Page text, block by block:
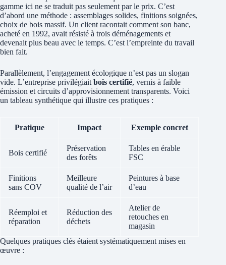
gamme ici ne se traduit pas seulement par le prix. C’est
d’abord une méthode : assemblages solides, finitions soignées,
choix de bois massif. Un client racontait comment son banc,
acheté en 1992, avait résisté à trois déménagements et
devenait plus beau avec le temps. C’est l’empreinte du travail
bien fait.
Parallèlement, l’engagement écologique n’est pas un slogan
vide. L’entreprise privilégiait bois certifié, vernis à faible
émission et circuits d’approvisionnement transparents. Voici
un tableau synthétique qui illustre ces pratiques :
Pratique Impact Exemple concret
Bois certifié
Préservation
des forêts
Tables en érable
FSC
Finitions
sans COV
Meilleure
qualité de l’air
Peintures à base
d’eau
Réemploi et
réparation
Réduction des
déchets
Atelier de
retouches en
magasin
Quelques pratiques clés étaient systématiquement mises en
œuvre :